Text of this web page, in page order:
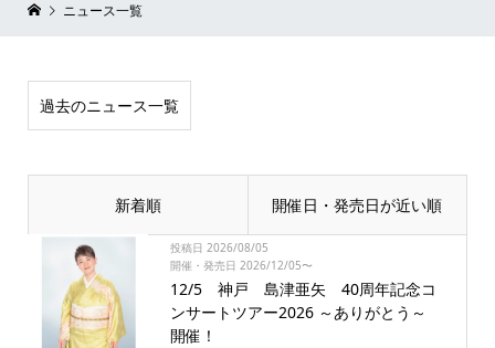
ニュース一覧
過去のニュース一覧
新着順 開催日・発売日が近い順
投稿日 2026/08/05
開催・発売日 2026/12/05〜
12/5 神戸 島津亜矢 40周年記念コ
ンサートツアー2026 ～ありがとう～
開催！